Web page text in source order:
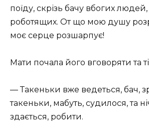
поїду, скрізь бачу вбогих людей,
роботящих. От що мою душу
моє серце розшарпує!
Мати почала його вговоряти та
— Такеньки вже ведеться, бач,
такеньки, мабуть, судилося, та
здається, робити.